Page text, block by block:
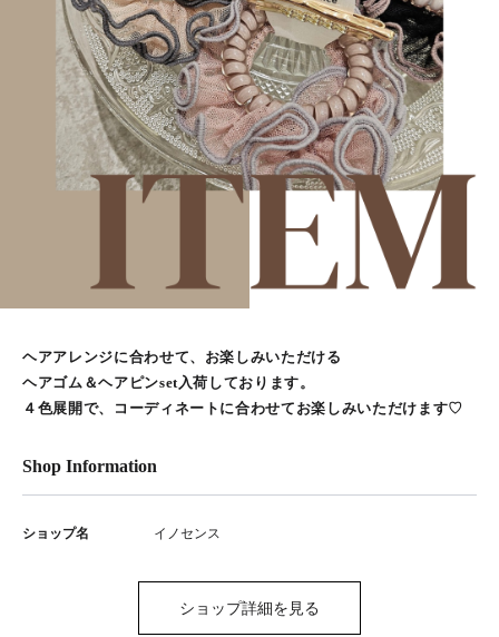
ヘアアレンジに合わせて、お楽しみいただける
ヘアゴム＆ヘアピンset入荷しております。
４色展開で、コーディネートに合わせてお楽しみいただけます♡
Shop Information
ショップ名 イノセンス
ショップ詳細を見る